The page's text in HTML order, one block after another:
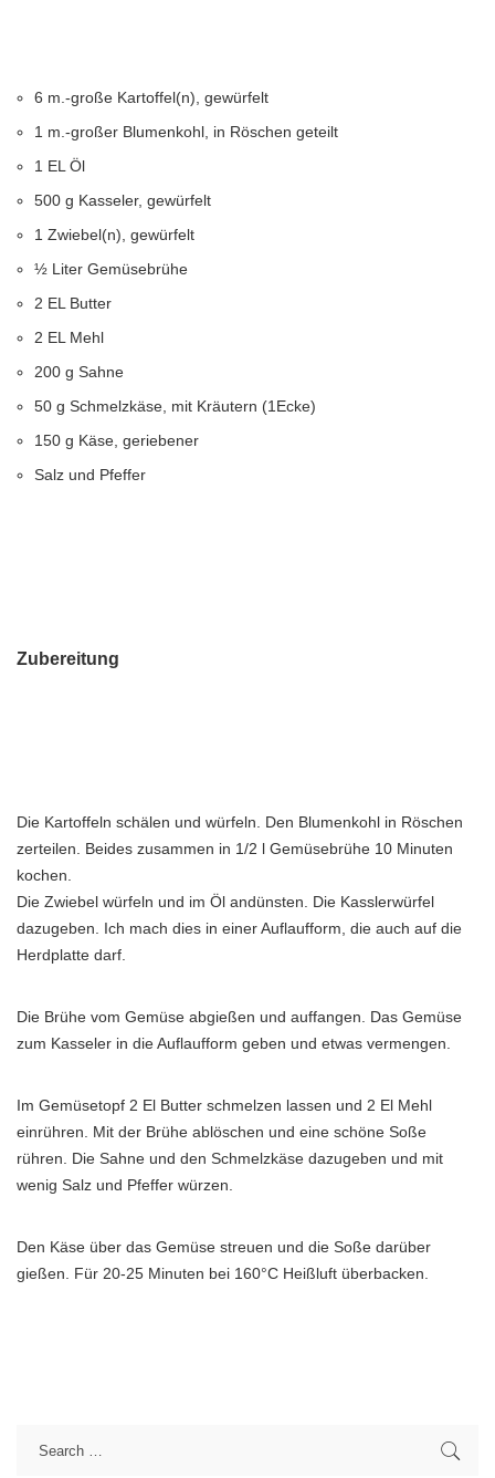
6 m.-große Kartoffel(n), gewürfelt
1 m.-großer Blumenkohl, in Röschen geteilt
1 EL Öl
500 g Kasseler, gewürfelt
1 Zwiebel(n), gewürfelt
½ Liter Gemüsebrühe
2 EL Butter
2 EL Mehl
200 g Sahne
50 g Schmelzkäse, mit Kräutern (1Ecke)
150 g Käse, geriebener
Salz und Pfeffer
Zubereitung
Die Kartoffeln schälen und würfeln. Den Blumenkohl in Röschen
zerteilen. Beides zusammen in 1/2 l Gemüsebrühe 10 Minuten
kochen.
Die Zwiebel würfeln und im Öl andünsten. Die Kasslerwürfel
dazugeben. Ich mach dies in einer Auflaufform, die auch auf die
Herdplatte darf.
Die Brühe vom Gemüse abgießen und auffangen. Das Gemüse
zum Kasseler in die Auflaufform geben und etwas vermengen.
Im Gemüsetopf 2 El Butter schmelzen lassen und 2 El Mehl
einrühren. Mit der Brühe ablöschen und eine schöne Soße
rühren. Die Sahne und den Schmelzkäse dazugeben und mit
wenig Salz und Pfeffer würzen.
Den Käse über das Gemüse streuen und die Soße darüber
gießen. Für 20-25 Minuten bei 160°C Heißluft überbacken.